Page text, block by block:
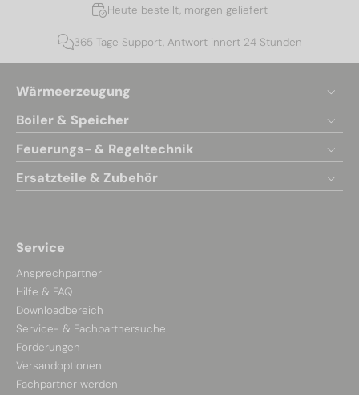
Heute bestellt, morgen geliefert
365 Tage Support, Antwort innert 24 Stunden
Wärmeerzeugung
Boiler & Speicher
Feuerungs- & Regeltechnik
Ersatzteile & Zubehör
Service
Ansprechpartner
Hilfe & FAQ
Downloadbereich
Service- & Fachpartnersuche
Förderungen
Versandoptionen
Fachpartner werden